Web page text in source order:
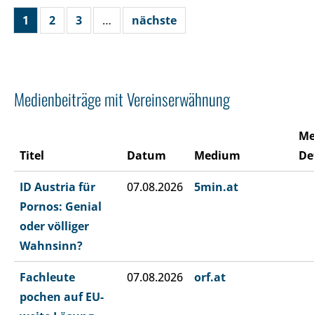
1 2 3 … nächste
Medienbeiträge mit Vereinserwähnung
Titel Datum Medium
ID Austria für
Pornos: Genial
oder völliger
Wahnsinn?
07.08.2026 5min.at
Fachleute
pochen auf EU-
07.08.2026 orf.at